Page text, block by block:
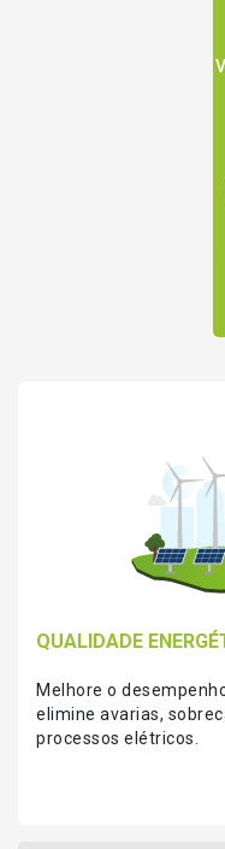
QUALIDADE
Melhore o
elimine avarias,
processos elétricos.